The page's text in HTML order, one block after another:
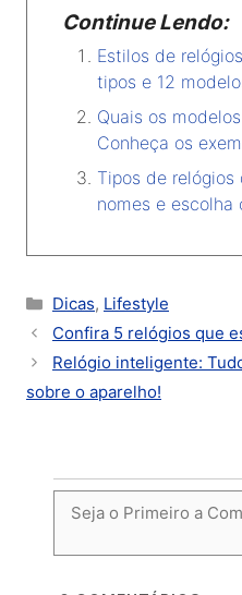
Continue Lendo:
Estilos de
tipos e 12
Quais os
Conheça os
Tipos de relógios
nomes e escolha
Categorias
Dicas, Lifestyle
Confira 5 relógios que
Relógio inteligente:
sobre o aparelho!